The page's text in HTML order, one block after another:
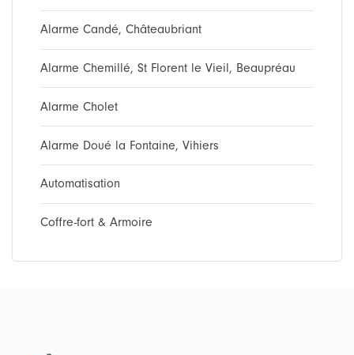
Alarme Candé, Châteaubriant
Alarme Chemillé, St Florent le Vieil, Beaupréau
Alarme Cholet
Alarme Doué la Fontaine, Vihiers
Automatisation
Coffre-fort & Armoire